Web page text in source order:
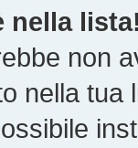
nella
non
nella tua